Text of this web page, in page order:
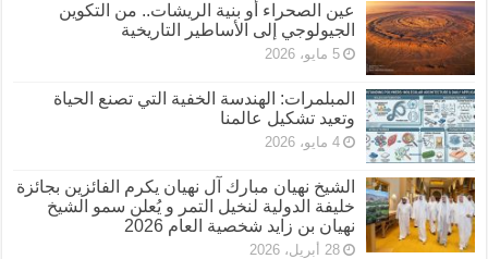
عين الصحراء أو بنية الريشات.. من التكوين
الجيولوجي إلى الأساطير التاريخية
5 مايو، 2026
المبلمرات: الهندسة الخفية التي تصنع الحياة
وتعيد تشكيل عالمنا
4 مايو، 2026
الشيخ نهيان مبارك آل نهيان يكرم الفائزين بجائزة
خليفة الدولية لنخيل التمر و يُعلن سمو الشيخ
نهيان بن زايد شخصية العام 2026
28 أبريل، 2026